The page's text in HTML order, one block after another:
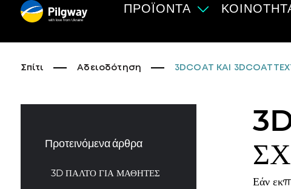
with love from Ukraine
ΠΡΟΪΌΝΤΑ
Σπίτι Αδειοδότηση 3DCOAT ΚΑΙ
Προτεινόμενα άρθρα
3D ΠΑΛΤΟ ΓΙΑ ΜΑΘΗΤΕΣ
Εάν